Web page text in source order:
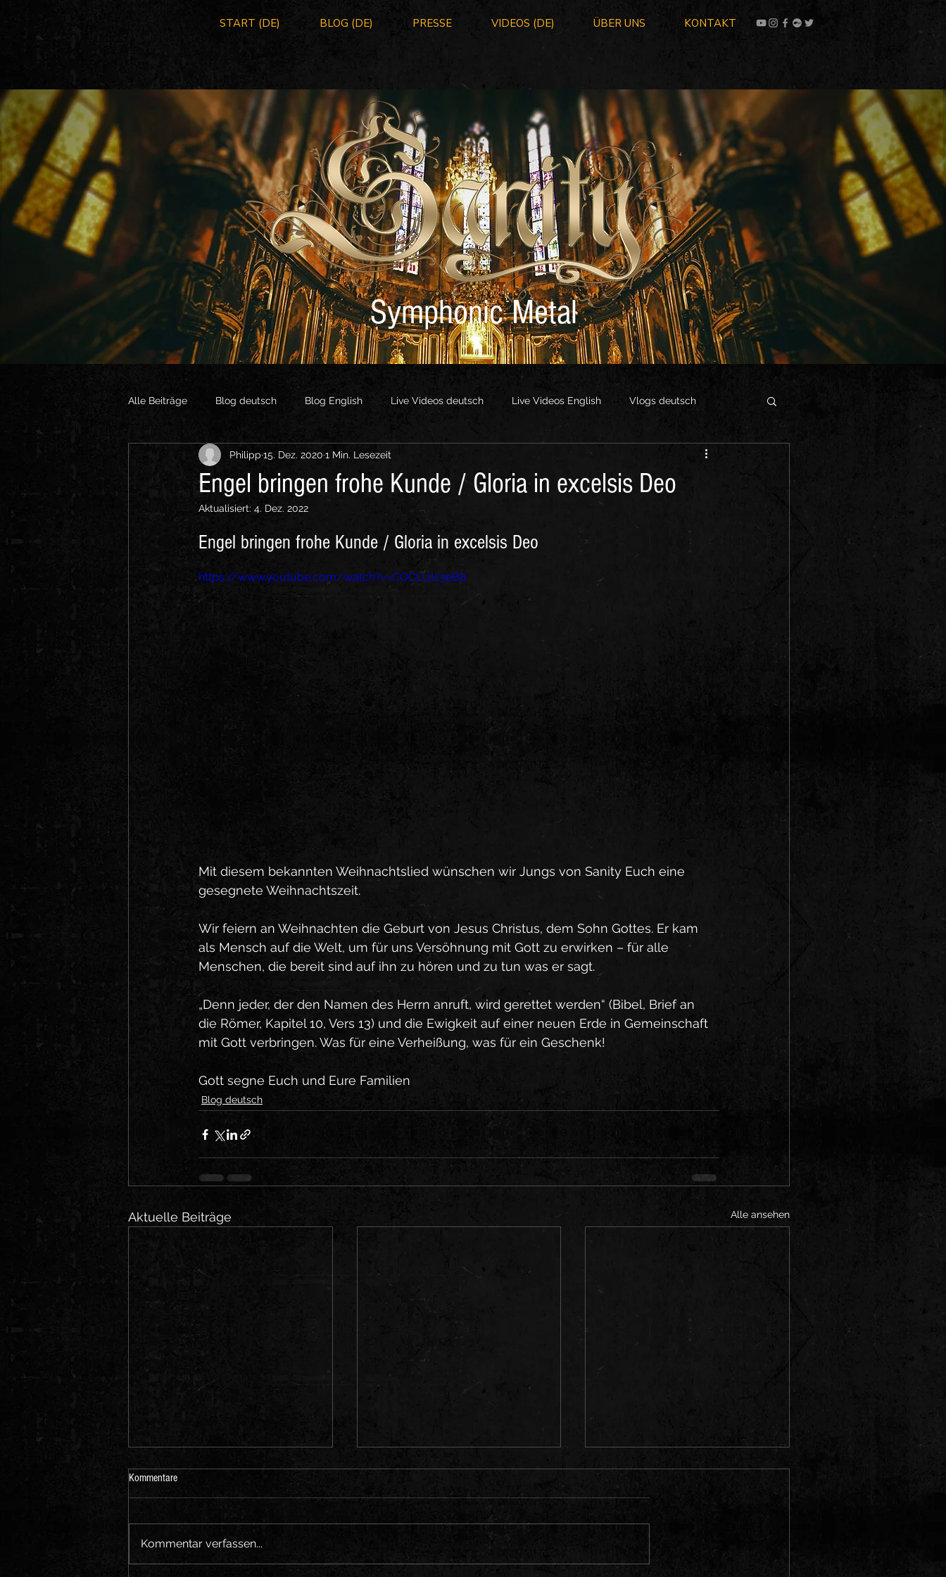
START (DE) BLOG (DE) PRESSE VIDEOS (DE) ÜBER UNS KONTAKT
Symphonic Metal
Alle Beiträge Blog deutsch Blog English Live Videos deutsch Live Videos English Vlogs deutsch
Vlogs English Sonstige Videos Other Videos
Engel bringen frohe Kunde / Gloria in excelsis Deo
Philipp 15. Dez. 2020 1 Min. Lesezeit
Aktualisiert: 4. Dez. 2022
Engel bringen frohe Kunde / Gloria in excelsis Deo
https://www.youtube.com/watch?v=COCLUIs3eB8
Mit diesem bekannten Weihnachtslied wünschen wir Jungs von Sanity Euch eine
gesegnete Weihnachtszeit.
Wir feiern an Weihnachten die Geburt von Jesus Christus, dem Sohn Gottes. Er kam
als Mensch auf die Welt, um für uns Versöhnung mit Gott zu erwirken – für alle
Menschen, die bereit sind auf ihn zu hören und zu tun was er sagt.
„Denn jeder, der den Namen des Herrn anruft, wird gerettet werden“ (Bibel, Brief an
die Römer, Kapitel 10, Vers 13) und die Ewigkeit auf einer neuen Erde in Gemeinschaft
mit Gott verbringen. Was für eine Verheißung, was für ein Geschenk!
Gott segne Euch und Eure Familien
Blog deutsch
Aktuelle Beiträge Alle ansehen
Kommentare
Kommentar verfassen...